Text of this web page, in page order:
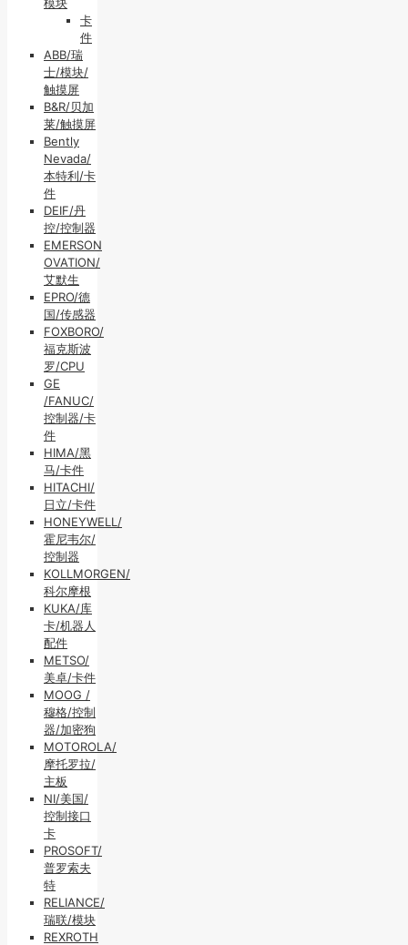
卡
件
ABB/瑞
士/模块/
触摸屏
B&R/贝加
莱/触摸屏
Bently
Nevada/
本特利/卡
件
DEIF/丹
控/控制器
EMERSON
OVATION/
艾默生
EPRO/德
国/传感器
FOXBORO/
福克斯波
罗/CPU
GE
/FANUC/
控制器/卡
件
HIMA/黑
马/卡件
HITACHI/
日立/卡件
HONEYWELL/
霍尼韦尔/
控制器
KOLLMORGEN/
科尔摩根
KUKA/库
卡/机器人
配件
METSO/
美卓/卡件
MOOG /
穆格/控制
器/加密狗
MOTOROLA/
摩托罗拉/
主板
NI/美国/
控制接口
卡
PROSOFT/
普罗索夫
特
RELIANCE/
瑞联/模块
REXROTH